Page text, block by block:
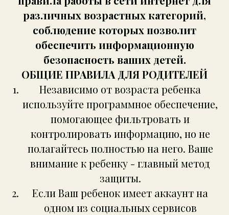
различных возрастных категорий,
соблюдение которых позволит
обеспечить информационную
безопасность ваших детей.
ОБЩИЕ ПРАВИЛА ДЛЯ РОДИТЕЛЕЙ
Независимо от возраста ребенка
используйте программное обеспечение,
помогающее фильтровать и
контролировать информацию, но не
полагайтесь полностью на него. Ваше
внимание к ребенку - главный метод
защиты.
Если Ваш ребенок имеет аккаунт на
одном из социальных сервисов